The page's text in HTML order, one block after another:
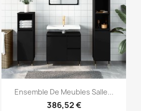
Aperçu rapide
Ensemble De Meubles Salle...
386,52 €